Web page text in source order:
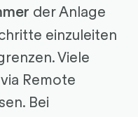
der Anlage
einzuleiten
Viele
Remote
Bei